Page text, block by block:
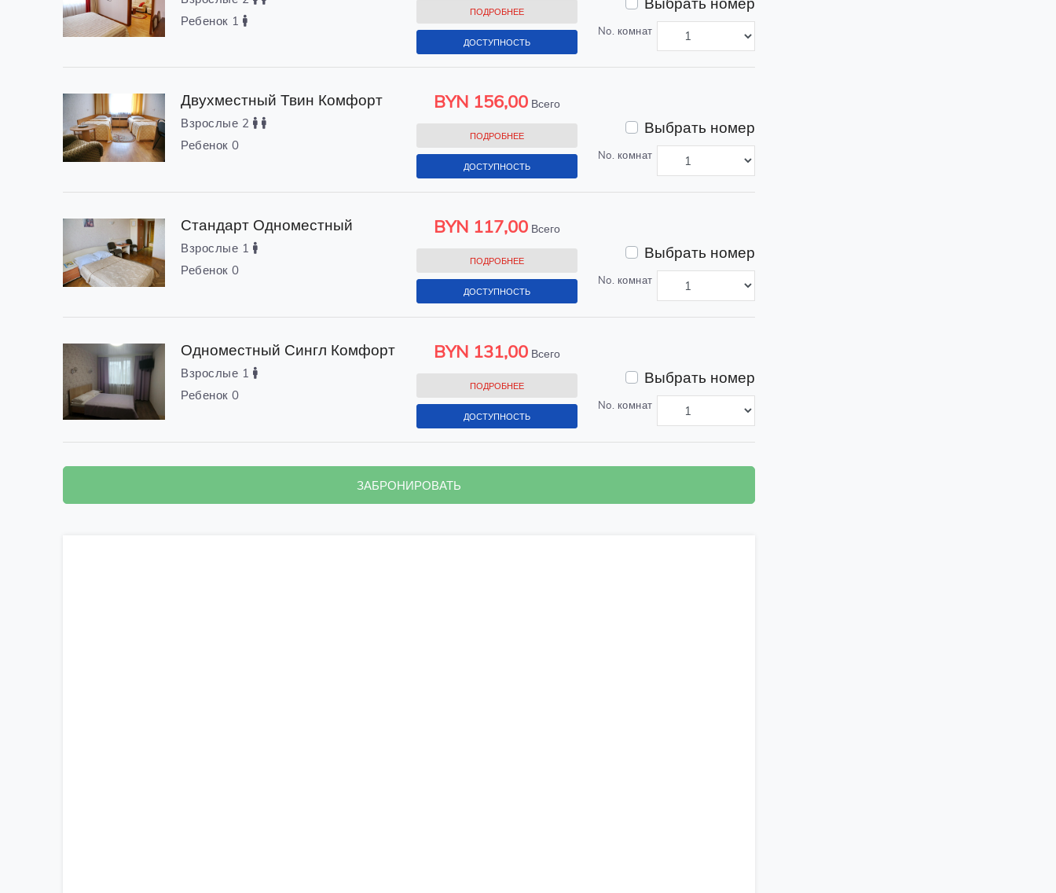
Ребенок 1
ПОДРОБНЕЕ
ДОСТУПНОСТЬ
No. комнат
Двухместный Твин Комфорт
Взрослые 2
Ребенок 0
BYN 156,00 Всего
ПОДРОБНЕЕ
ДОСТУПНОСТЬ
Выбрать номер
No. комнат
Стандарт Одноместный
Взрослые 1
Ребенок 0
BYN 117,00 Всего
ПОДРОБНЕЕ
ДОСТУПНОСТЬ
Выбрать номер
No. комнат
Одноместный Сингл Комфорт
Взрослые 1
Ребенок 0
BYN 131,00 Всего
ПОДРОБНЕЕ
ДОСТУПНОСТЬ
Выбрать номер
No. комнат
ЗАБРОНИРОВАТЬ